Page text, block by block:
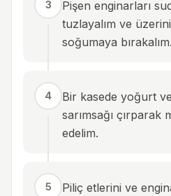
3
Pişen enginarları
tuzlayalım ve
soğumaya bırakalım.
4
Bir kasede yoğurt
sarımsağı çırparak
edelim.
5
Piliç etlerini ve